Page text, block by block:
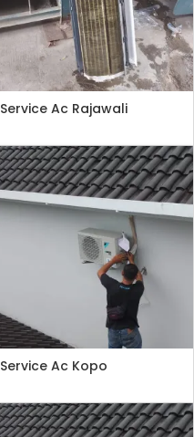
Service Ac Rajawali
Service Ac Kopo